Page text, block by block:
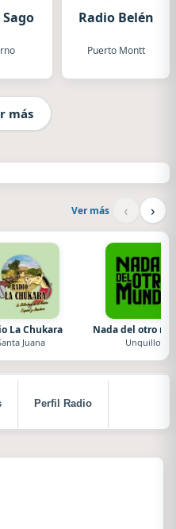
Radio Belén
Puerto Montt
más
Ver más ‹ ›
La Chukara
Juana
Nada del otro
Unquillo
Perfil Radio